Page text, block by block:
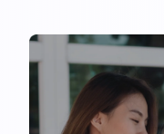
Ingresar